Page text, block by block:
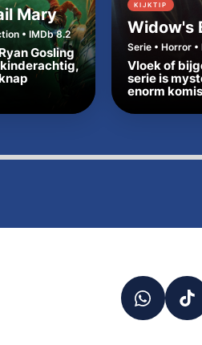
Mary
• IMDb 8.2
Gosling
KIJKTIP
Widow's
Serie • Horror •
Vloek of
serie is
enorm